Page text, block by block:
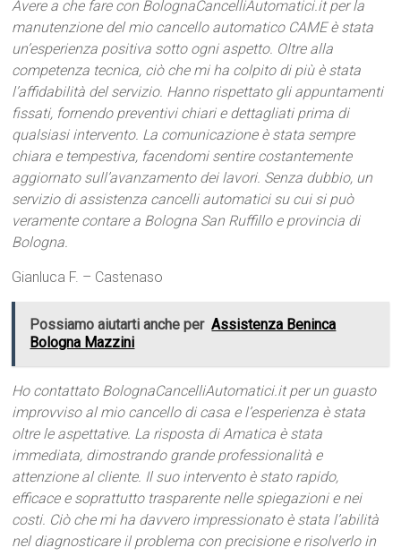
Avere a che fare con BolognaCancelliAutomatici.it per la
manutenzione del mio cancello automatico CAME è stata
un’esperienza positiva sotto ogni aspetto. Oltre alla
competenza tecnica, ciò che mi ha colpito di più è stata
l’affidabilità del servizio. Hanno rispettato gli appuntamenti
fissati, fornendo preventivi chiari e dettagliati prima di
qualsiasi intervento. La comunicazione è stata sempre
chiara e tempestiva, facendomi sentire costantemente
aggiornato sull’avanzamento dei lavori. Senza dubbio, un
servizio di assistenza cancelli automatici su cui si può
veramente contare a Bologna San Ruffillo e provincia di
Bologna.
Gianluca F. – Castenaso
Possiamo aiutarti anche per Assistenza Beninca
Bologna Mazzini
Ho contattato BolognaCancelliAutomatici.it per un guasto
improvviso al mio cancello di casa e l’esperienza è stata
oltre le aspettative. La risposta di Amatica è stata
immediata, dimostrando grande professionalità e
attenzione al cliente. Il suo intervento è stato rapido,
efficace e soprattutto trasparente nelle spiegazioni e nei
costi. Ciò che mi ha davvero impressionato è stata l’abilità
nel diagnosticare il problema con precisione e risolverlo in